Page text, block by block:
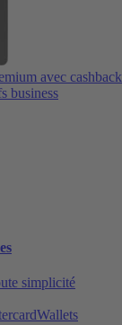
avec cashback
business
simplicité
Wallets